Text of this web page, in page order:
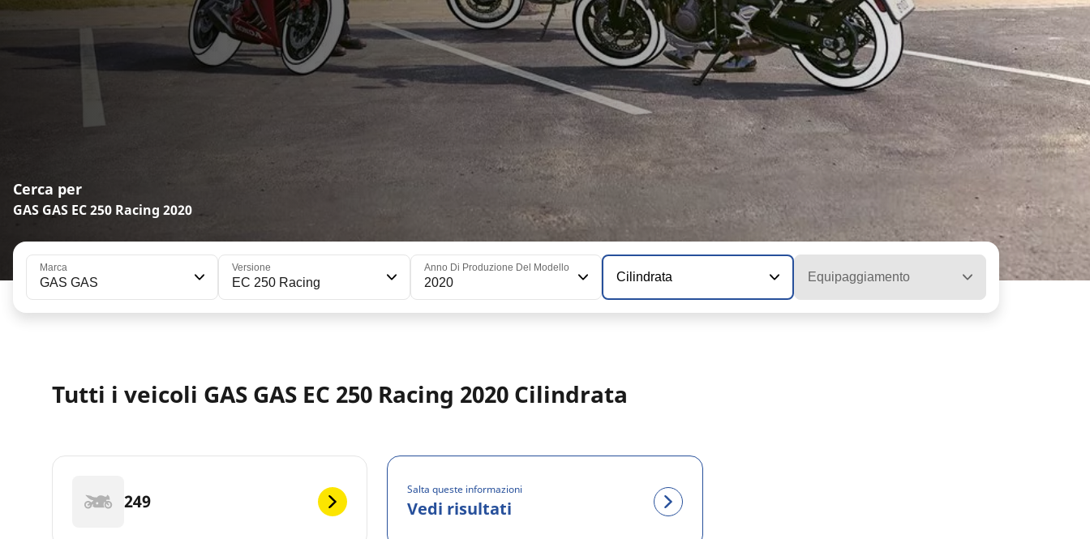
Cerca per
GAS GAS EC 250 Racing 2020
Marca
GAS GAS
Versione
EC 250 Racing
Anno Di Produzione Del Modello
2020 Cilindrata Equipaggiamento
Tutti i veicoli GAS GAS EC 250 Racing 2020 Cilindrata
249
Salta queste informazioni
Vedi risultati